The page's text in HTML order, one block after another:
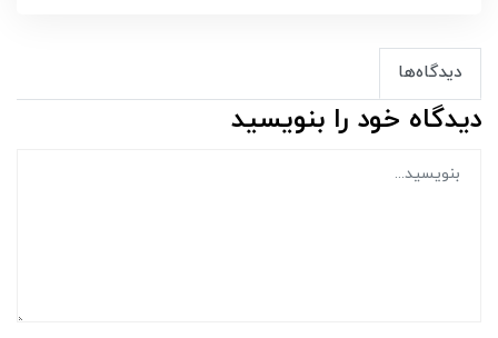
دیدگاه‌ها
دیدگاه خود را بنویسید